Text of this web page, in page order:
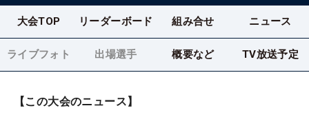
大会TOP リーダーボード 組み合せ ニュース
ライブフォト 出場選手 概要など TV放送予定
【この大会のニュース】